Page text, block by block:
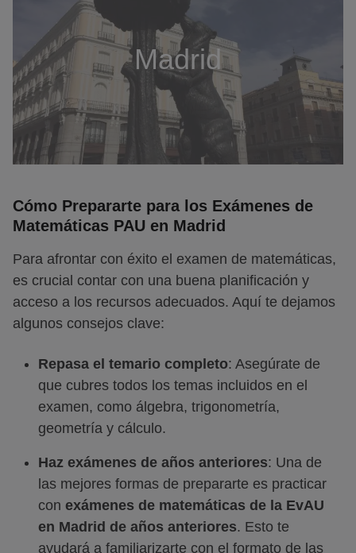
Madrid
Cómo Prepararte para los Exámenes de
Matemáticas PAU en Madrid
Para afrontar con éxito el examen de matemáticas,
es crucial contar con una buena planificación y
acceso a los recursos adecuados. Aquí te dejamos
algunos consejos clave:
Repasa el temario completo: Asegúrate de
que cubres todos los temas incluidos en el
examen, como álgebra, trigonometría,
geometría y cálculo.
Haz exámenes de años anteriores: Una de
las mejores formas de prepararte es practicar
con exámenes de matemáticas de la EvAU
en Madrid de años anteriores. Esto te
ayudará a familiarizarte con el formato de las